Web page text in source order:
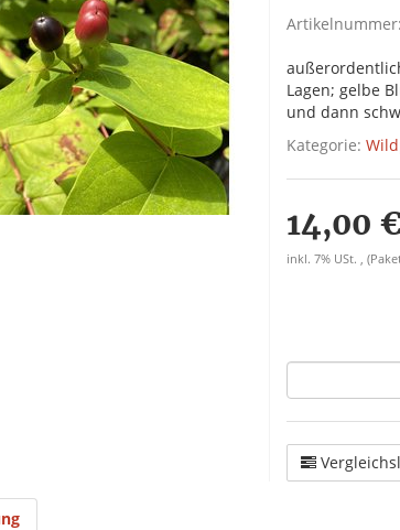
Artikelnummer:
Lagen; gelbe
und dann
Kategorie:
14,00 €
inkl. 7% USt. ,